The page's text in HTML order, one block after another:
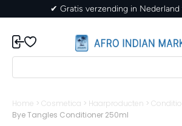
✔ Gratis verzending in Nederland vanaf
Home > Cosmetica > Haarproducten >
Bye Tangles Conditioner 250ml